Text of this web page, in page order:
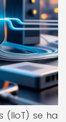
(IIoT) se ha